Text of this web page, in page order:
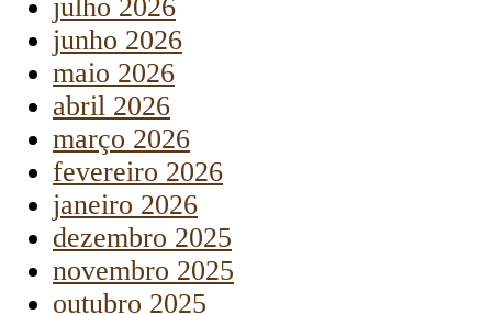
julho 2026
junho 2026
maio 2026
abril 2026
março 2026
fevereiro 2026
janeiro 2026
dezembro 2025
novembro 2025
outubro 2025